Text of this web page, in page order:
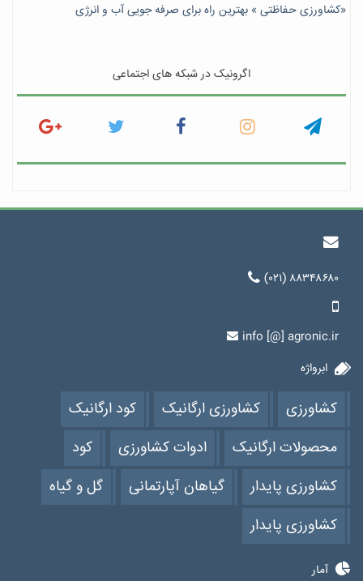
«کشاورزی حفاظتی » بهترین راه برای صرفه جویی آب و انرژی
اگرونیک در شبکه های اجتماعی
(۰۲۱) ۸۸۳۴۸۶۸۰
info [@] agronic.ir
ابرواژه
کشاورزی کشاورزی ارگانیک
کود ارگانیک
محصولات ارگانیک
ادوات کشاورزی
کود
کشاورزی پایدار
گیاهان آپارتمانی
گل و گیاه
کشاورزی پایدار
آمار